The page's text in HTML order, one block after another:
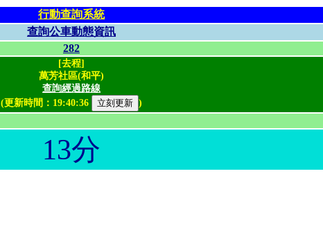
行動查詢系統
查詢公車動態資訊
282
[去程]
萬芳社區(和平)
查詢經過路線
(更新時間： 19:40:36 )
13分